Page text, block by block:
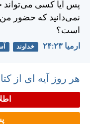
پس آيا كسی می‌تواند
نمی‌دانيد كه حضور
است؟
ارميا ۲۳:‏۲۴ خداوند
هر روز آیه ای از